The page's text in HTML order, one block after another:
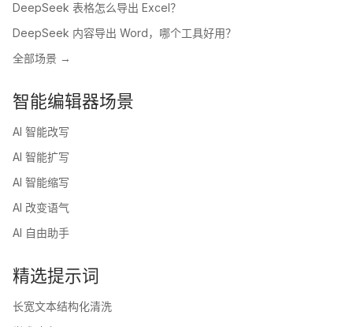
DeepSeek 表格怎么导出 Excel？
DeepSeek 内容导出 Word，哪个工具好用？
全部场景 →
智能编辑器场景
AI 智能改写
AI 智能扩写
AI 智能缩写
AI 改变语气
AI 自由助手
精选提示词
长宽文本结构化清洗